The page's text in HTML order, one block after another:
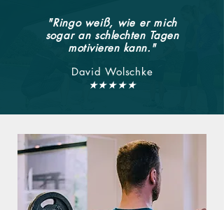
"Ringo weiß, wie er mich
sogar an schlechten Tagen
motivieren kann. "
David Wolschke
★★★★★